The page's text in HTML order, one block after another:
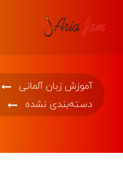
آموزش زبان آلمانی
دسته‌بندی نشده